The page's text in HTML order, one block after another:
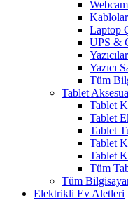
Kablolar
Laptop
UPS &
Yazıcılar
Yazıcı
Tüm
Tablet
Tablet
Tablet
Tablet
Tablet
Tablet
Tüm
Tüm
Elektrikli Ev Aletleri